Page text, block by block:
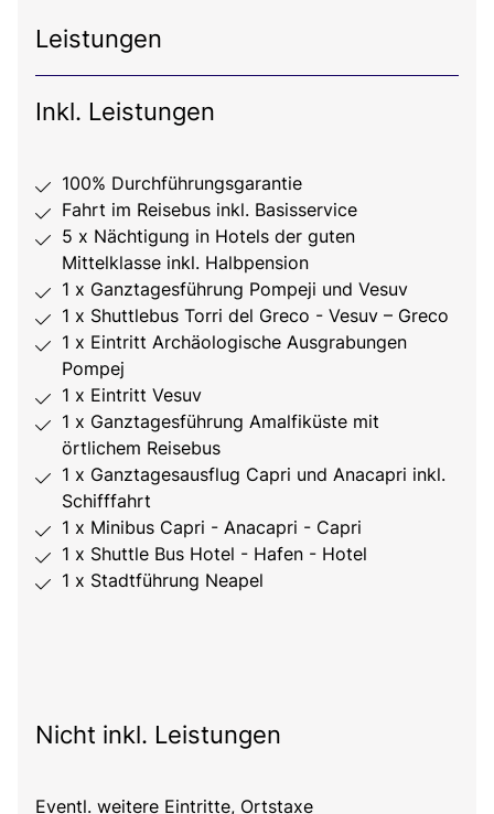
Leistungen
Inkl. Leistungen
100% Durchführungsgarantie
Fahrt im Reisebus inkl. Basisservice
5 x Nächtigung in Hotels der guten
Mittelklasse inkl. Halbpension
1 x Ganztagesführung Pompeji und Vesuv
1 x Shuttlebus Torri del Greco - Vesuv – Greco
1 x Eintritt Archäologische Ausgrabungen
Pompej
1 x Eintritt Vesuv
1 x Ganztagesführung Amalfiküste mit
örtlichem Reisebus
1 x Ganztagesausflug Capri und Anacapri inkl.
Schifffahrt
1 x Minibus Capri - Anacapri - Capri
1 x Shuttle Bus Hotel - Hafen - Hotel
1 x Stadtführung Neapel
Nicht inkl. Leistungen
Eventl. weitere Eintritte, Ortstaxe